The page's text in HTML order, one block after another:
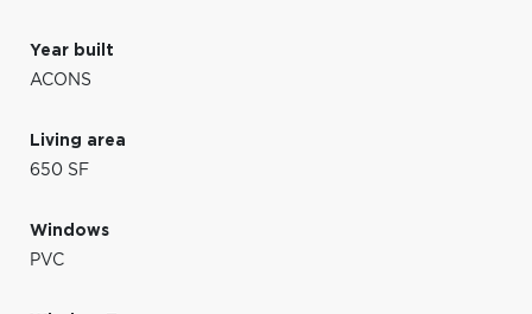
Year built
ACONS
Living area
650 SF
Windows
PVC